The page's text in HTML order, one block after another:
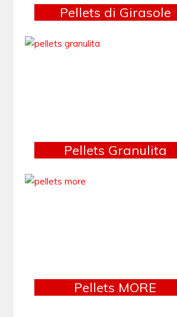
Pellets di Girasole
Pellets Granulita
Pellets MORE